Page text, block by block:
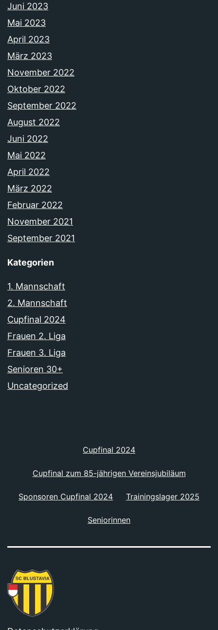
Juni 2023
Mai 2023
April 2023
März 2023
November 2022
Oktober 2022
September 2022
August 2022
Juni 2022
Mai 2022
April 2022
März 2022
Februar 2022
November 2021
September 2021
Kategorien
1. Mannschaft
2. Mannschaft
Cupfinal 2024
Frauen 2. Liga
Frauen 3. Liga
Senioren 30+
Uncategorized
Cupfinal 2024
Cupfinal zum 85-jährigen Vereinsjubiläum
Sponsoren Cupfinal 2024 Trainingslager 2025
Seniorinnen